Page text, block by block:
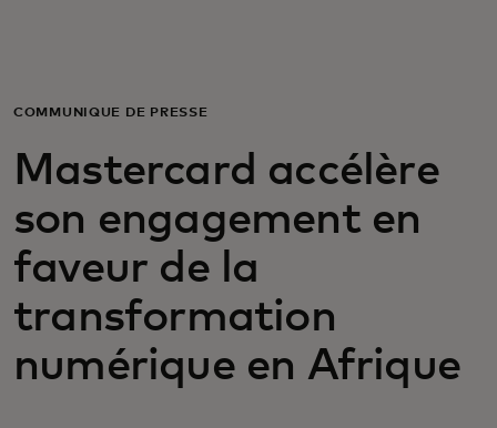
Pour l’entreprise
Pour le monde
Pour les innovateurs
Actualités et tendances
COMMUNIQUÉ DE PRESSE
Mastercard accélère
son engagement en
faveur de la
transformation
numérique en Afrique